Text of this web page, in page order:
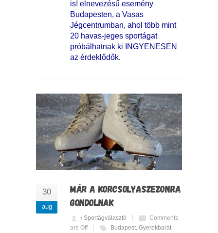
is! elnevezésű esemény
Budapesten, a Vasas
Jégcentrumban, ahol több mint
20 havas-jeges sportágat
próbálhatnak ki INGYENESEN
az érdeklődők.
30
aug
MÁR A KORCSOLYASZEZONRA
GONDOLNAK
/ Sportágválasztó
Comments
are Off
Budapest Gyerekbarát